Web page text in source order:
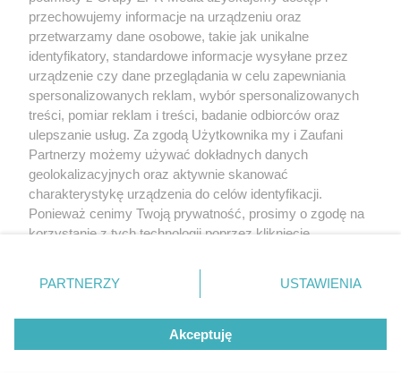
przechowujemy informacje na urządzeniu oraz
przetwarzamy dane osobowe, takie jak unikalne
identyfikatory, standardowe informacje wysyłane przez
urządzenie czy dane przeglądania w celu zapewniania
spersonalizowanych reklam, wybór spersonalizowanych
treści, pomiar reklam i treści, badanie odbiorców oraz
ulepszanie usług. Za zgodą Użytkownika my i Zaufani
Partnerzy możemy używać dokładnych danych
geolokalizacyjnych oraz aktywnie skanować
charakterystykę urządzenia do celów identyfikacji.
Ponieważ cenimy Twoją prywatność, prosimy o zgodę na
korzystanie z tych technologii poprzez kliknięcie
zmienić/wycofać klikając przycisk ustawień prywatności
znajdujący się w lewym dolnym rogu strony
rodzaje przetwarzania danych nie wymagają zgody
użytkownika, ale masz prawo sprzeciwić się takiemu
przetwarzaniu. Preferencje będą miały zastosowanie tylko
PARTNERZY USTAWIENIA
Akceptuję